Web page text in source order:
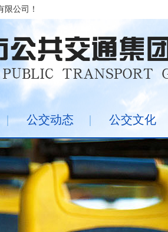
公司！
| 公交动态 | 公交文化